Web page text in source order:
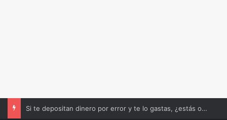
Si te depositan dinero por error y te lo gastas, ¿estás obligado a devolverlo?